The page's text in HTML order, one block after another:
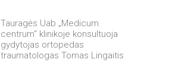
Tauragės Uab „Medicum
centrum“ klinikoje konsultuoja
gydytojas ortopedas
traumatologas Tomas Lingaitis